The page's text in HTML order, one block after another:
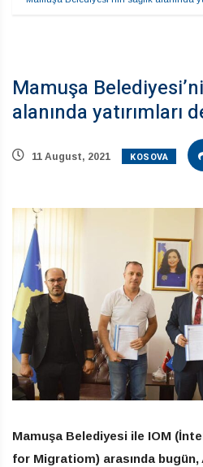
Mamuşa
alanında yatırımları
11 August, 2021 KOSOVA
Mamuşa Belediyesi ile IOM
for Migratiom) arasında bugün,